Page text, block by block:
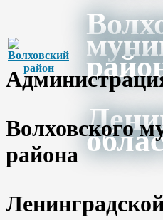
Волховского
района